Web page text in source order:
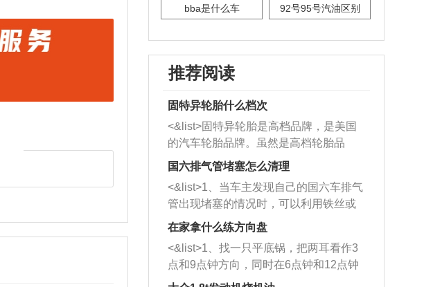
bba是什么车 92号95号汽油区别
推荐阅读
固特异轮胎什么档次
<&list>固特异轮胎是高档品牌，是美国
的汽车轮胎品牌。虽然是高档轮胎品
牌，但是中高低端的轮胎都有生产，这
也是为了更好的开拓市场。
国六排气管堵塞怎么清理
<&list>1、当车主发现自己的国六车排气
管出现堵塞的情况时，可以利用铁丝或
者是细棍，直接将杂物给取出来，如果
堵塞情况比较严重，也可以采取应急措
施。 <&list>2、直接利用木棍将所有的
杂物推到排气管里面的位置处，然后将
在家拿什么练方向盘
<&list>1、找一只平底锅，把两耳看作3
点和9点钟方向，同时在6点钟和12点钟
方向做一个标记。 <&list>2、双手握住